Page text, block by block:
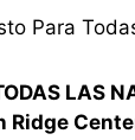
Para
LAS
Ridge